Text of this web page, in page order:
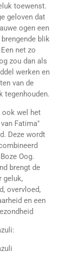
toewenst.
geloven dat
ogen een
blik
net zo
zou dan als
werken en
van de
tegenhouden.
ook wel het
Fatima"
Deze wordt
Oog.
brengt de
geluk,
overvloed,
en een